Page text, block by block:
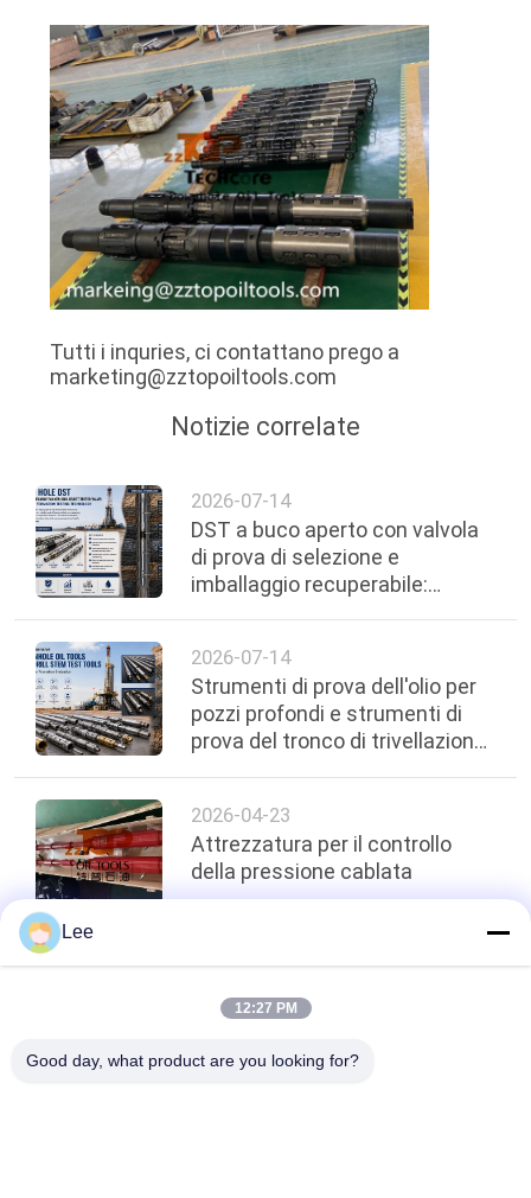
Tutti i inquries, ci contattano prego a
marketing@zztopoiltools.com
Notizie correlate
2026-07-14
DST a buco aperto con valvola
di prova di selezione e
imballaggio recuperabile:
2026-07-14
Strumenti di prova dell'olio per
pozzi profondi e strumenti di
prova del tronco di trivellazione
2026-04-23
Attrezzatura per il controllo
della pressione cablata
top
Lee
12:27 PM
Good day, what product are you looking for?